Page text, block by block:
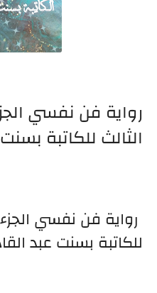
رواية فن نفسي
الثالث للكاتبة
رواية فن نفسي
للكاتبة بسنت عبد